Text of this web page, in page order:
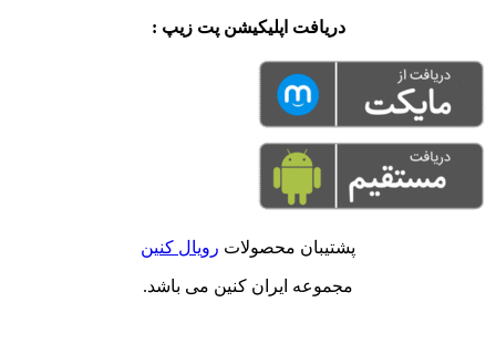
دریافت اپلیکیشن پت زیپ :
پشتیبان محصولات رویال کنین
مجموعه ایران کنین می باشد.